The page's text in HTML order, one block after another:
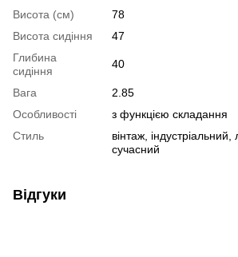
Висота (см)
78
Висота сидіння
47
Глибина
сидіння
40
Вага
2.85
Особливості
з функцією складання
Стиль
вінтаж, індустріальний,
сучасний
Відгуки